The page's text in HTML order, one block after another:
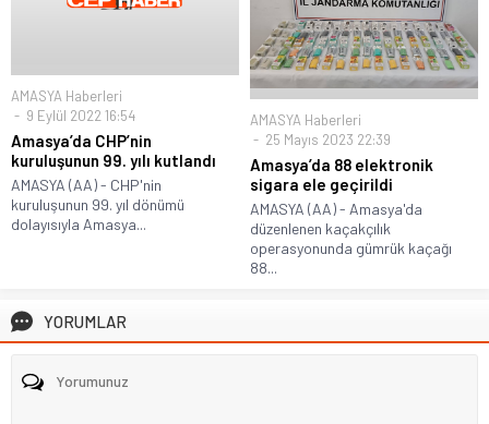
AMASYA Haberleri
9 Eylül 2022 16:54
Amasya’da CHP’nin
kuruluşunun 99. yılı kutlandı
AMASYA (AA) - CHP'nin
kuruluşunun 99. yıl dönümü
dolayısıyla Amasya...
AMASYA Haberleri
25 Mayıs 2023 22:39
Amasya’da 88 elektronik
sigara ele geçirildi
AMASYA (AA) - Amasya'da
düzenlenen kaçakçılık
operasyonunda gümrük kaçağı
88...
YORUMLAR